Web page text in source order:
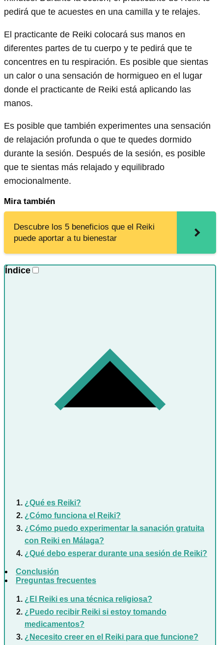
pedirá que te acuestes en una camilla y te relajes.
El practicante de Reiki colocará sus manos en
diferentes partes de tu cuerpo y te pedirá que te
concentres en tu respiración. Es posible que sientas
un calor o una sensación de hormigueo en el lugar
donde el practicante de Reiki está aplicando las
manos.
Es posible que también experimentes una sensación
de relajación profunda o que te quedes dormido
durante la sesión. Después de la sesión, es posible
que te sientas más relajado y equilibrado
emocionalmente.
Mira también
Descubre los 5 beneficios que el Reiki
puede aportar a tu bienestar
Índice
¿Qué es Reiki?
¿Cómo funciona el Reiki?
¿Cómo puedo experimentar la sanación gratuita
con Reiki en Málaga?
¿Qué debo esperar durante una sesión de Reiki?
Conclusión
Preguntas frecuentes
¿El Reiki es una técnica religiosa?
¿Puedo recibir Reiki si estoy tomando
medicamentos?
¿Necesito creer en el Reiki para que funcione?